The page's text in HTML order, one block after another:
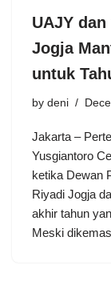
UAJY
Jogja
untuk
by deni
Jakarta –
Yusgiantoro
ketika Dewan
Riyadi Jogja
akhir tahun
Meski